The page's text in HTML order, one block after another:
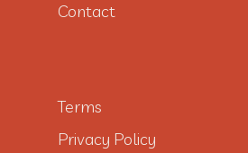
Contact
Terms
Privacy Policy